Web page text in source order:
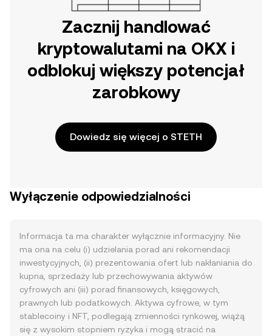
Zacznij handlować
kryptowalutami na OKX i
odblokuj większy potencjał
zarobkowy
Dowiedz się więcej o STETH
Wyłączenie odpowiedzialności
Informacja ta ma charakter wyłącznie informacyjny. Nie
ma ona na celu (i) udzielania porad ani rekomendacji
inwestycyjnych, (ii) prezentowania ofert lub nakłaniania do
kupna, sprzedaży lub przechowywania aktywów
cyfrowych ani (iii) porad finansowych, księgowych,
prawnych lub podatkowych. Aktywa cyfrowe, w tym
stablecoiny i NFT, podlegają zmienności rynkowej, wiążą
się z wysokim stopniem ryzyka i mogą stracić na